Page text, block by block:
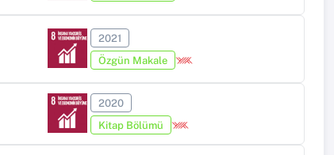
2021
Özgün Makale
2020
Kitap Bölümü